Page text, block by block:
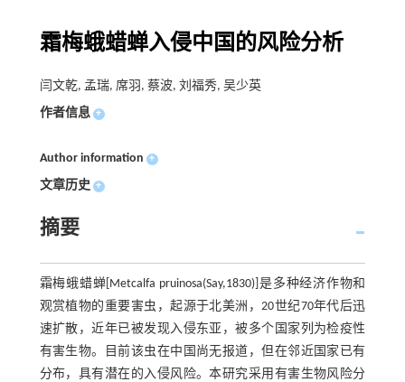
霜梅蛾蜡蝉入侵中国的风险分析
闫文乾, 孟瑞, 席羽, 蔡波, 刘福秀, 吴少英
作者信息 +
Author information +
文章历史 +
摘要
霜梅蛾蜡蝉[Metcalfa pruinosa(Say,1830)]是多种经济作物和
观赏植物的重要害虫，起源于北美洲，20世纪70年代后迅
速扩散，近年已被发现入侵东亚，被多个国家列为检疫性
有害生物。目前该虫在中国尚无报道，但在邻近国家已有
分布，具有潜在的入侵风险。本研究采用有害生物风险分